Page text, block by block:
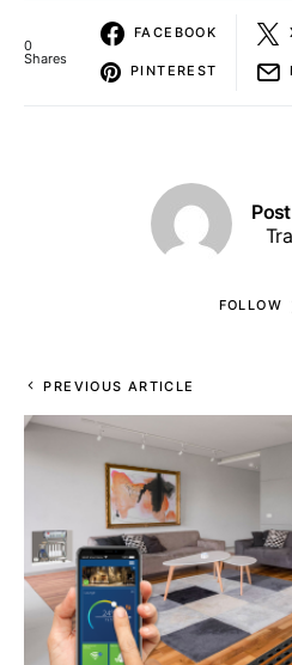
0
Shares
FACEBOOK
PINTEREST
FOLLOW
PREVIOUS ARTICLE